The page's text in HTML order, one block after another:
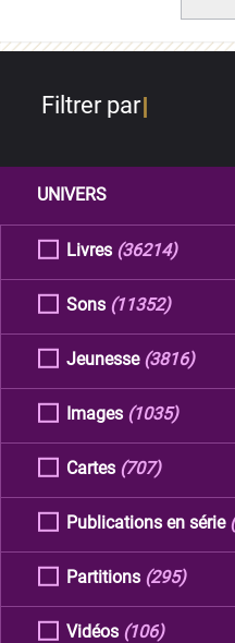
Filtrer par
UNIVERS
Livres (36214)
Sons (11352)
Jeunesse (3816)
Images (1035)
Cartes (707)
Publications en série
Partitions (295)
Vidéos (106)